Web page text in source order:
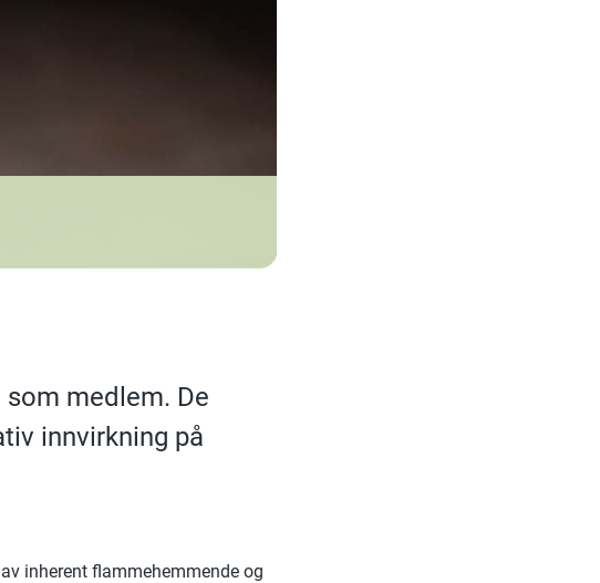
medlem. De
innvirkning på
inherent flammehemmende og